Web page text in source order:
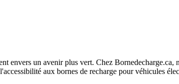
envers un avenir plus vert. Chez
aux bornes de recharge pour véhicules